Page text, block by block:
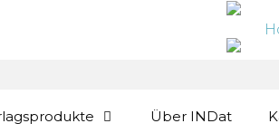
Über INDat